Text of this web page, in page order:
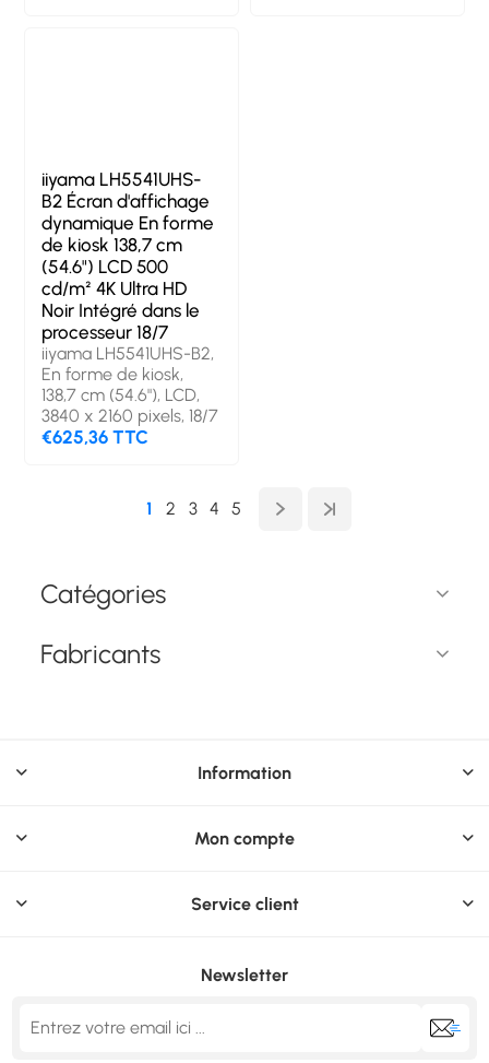
Catégories
Fabricants
iiyama LH5541UHS-
B2 Écran d'affichage
dynamique En forme
de kiosk 138,7 cm
(54.6") LCD 500
cd/m² 4K Ultra HD
Noir Intégré dans le
processeur 18/7
iiyama LH5541UHS-B2,
En forme de kiosk,
138,7 cm (54.6"), LCD,
3840 x 2160 pixels, 18/7
€625,36 TTC
1 2 3 4 5
Information
Mon compte
Service client
Newsletter